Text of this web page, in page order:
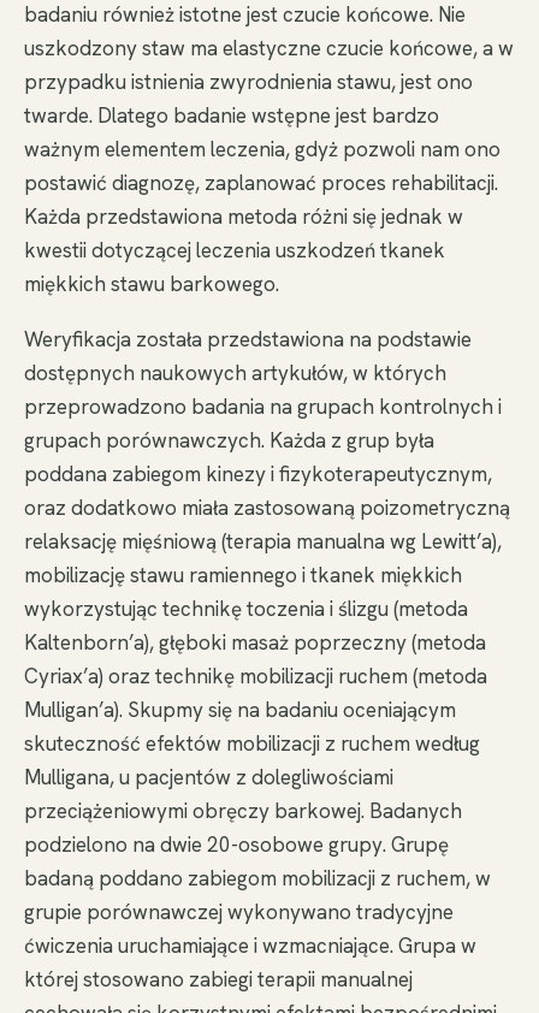
badaniu również istotne jest czucie końcowe. Nie
uszkodzony staw ma elastyczne czucie końcowe, a w
przypadku istnienia zwyrodnienia stawu, jest ono
twarde. Dlatego badanie wstępne jest bardzo
ważnym elementem leczenia, gdyż pozwoli nam ono
postawić diagnozę, zaplanować proces rehabilitacji.
Każda przedstawiona metoda różni się jednak w
kwestii dotyczącej leczenia uszkodzeń tkanek
miękkich stawu barkowego.
Weryfikacja została przedstawiona na podstawie
dostępnych naukowych artykułów, w których
przeprowadzono badania na grupach kontrolnych i
grupach porównawczych. Każda z grup była
poddana zabiegom kinezy i fizykoterapeutycznym,
oraz dodatkowo miała zastosowaną poizometryczną
relaksację mięśniową (terapia manualna wg Lewitt’a),
mobilizację stawu ramiennego i tkanek miękkich
wykorzystując technikę toczenia i ślizgu (metoda
Kaltenborn’a), głęboki masaż poprzeczny (metoda
Cyriax’a) oraz technikę mobilizacji ruchem (metoda
Mulligan’a). Skupmy się na badaniu oceniającym
skuteczność efektów mobilizacji z ruchem według
Mulligana, u pacjentów z dolegliwościami
przeciążeniowymi obręczy barkowej. Badanych
podzielono na dwie 20-osobowe grupy. Grupę
badaną poddano zabiegom mobilizacji z ruchem, w
grupie porównawczej wykonywano tradycyjne
ćwiczenia uruchamiające i wzmacniające. Grupa w
której stosowano zabiegi terapii manualnej